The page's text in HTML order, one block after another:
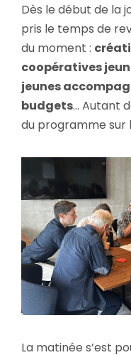
Dès le début de la
pris le temps de
du moment :
coopératives
jeunes
budgets… Autant
du programme sur
La matinée s’est